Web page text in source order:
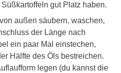
gut Platz haben.
außen säubern, waschen,
der Länge nach
ein paar Mal einstechen,
Hälfte des Öls bestreichen.
legen (du kannst die